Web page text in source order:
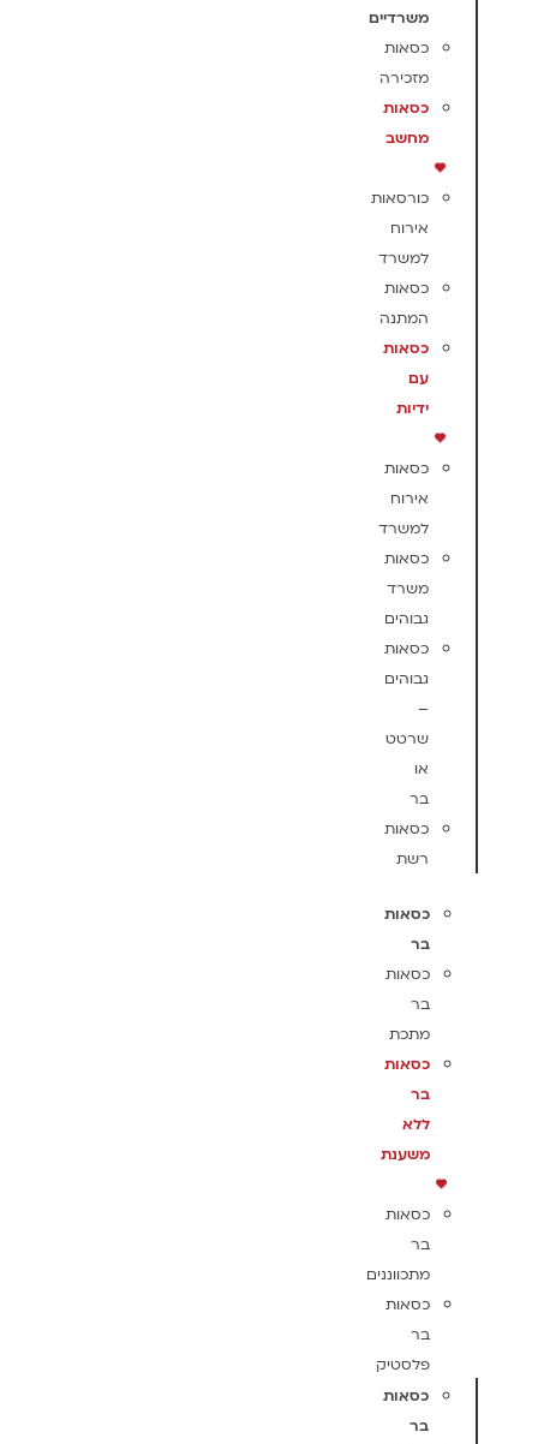
משרדיים
כסאות
מזכירה
כסאות
מחשב
כורסאות
אירוח
למשרד
כסאות
המתנה
כסאות
עם
ידיות
כסאות
אירוח
למשרד
כסאות
משרד
גבוהים
כסאות
גבוהים
–
שרטט
או
בר
כסאות
רשת
כסאות
בר
כסאות
בר
מתכת
כסאות
בר
ללא
משענת
כסאות
בר
מתכווננים
כסאות
בר
פלסטיק
כסאות
בר